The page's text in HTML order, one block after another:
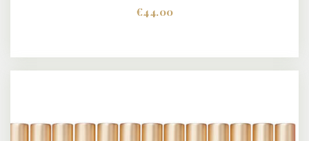
€44.00